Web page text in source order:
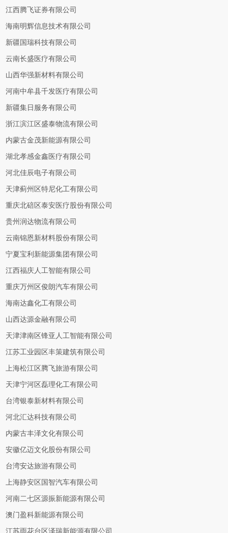
江西腾飞证券有限公司
海南明辉信息技术有限公司
新疆国瑞科技有限公司
云南长盛医疗有限公司
山西华强新材料有限公司
河南中牟县千发医疗有限公司
新疆集日服务有限公司
浙江滨江区盛泰物流有限公司
内蒙古金茂新能源有限公司
湖北孝感金鑫医疗有限公司
河北佳辰电子有限公司
天津蓟州区特尼化工有限公司
重庆北碚区泰安医疗股份有限公司
贵州润达物流有限公司
云南锦恩新材料股份有限公司
宁夏宝利新能源集团有限公司
江西福庆人工智能有限公司
重庆万州区俊朗汽车有限公司
海南达鑫化工有限公司
山西达源金融有限公司
天津津南区锋亚人工智能有限公司
江苏工业园区丰策建筑有限公司
上海松江区腾飞旅游有限公司
天津宁河区磊理化工有限公司
台湾银泰新材料有限公司
河北汇达科技有限公司
内蒙古丰泽文化有限公司
安徽亿迈文化股份有限公司
台湾安达旅游有限公司
上海静安区国智汽车有限公司
河南二七区源振新能源有限公司
澳门盈科新能源有限公司
江苏雨花台区泽瑞新能源有限公司